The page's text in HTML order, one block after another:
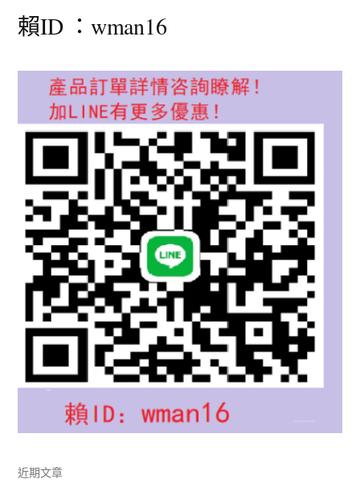
賴ID ：wman16
近期文章